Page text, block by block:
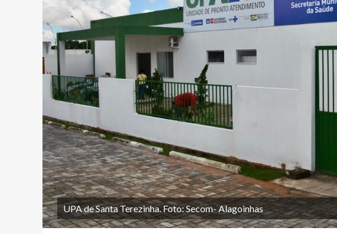
UPA de Santa Terezinha. Foto: Secom- Alagoinhas